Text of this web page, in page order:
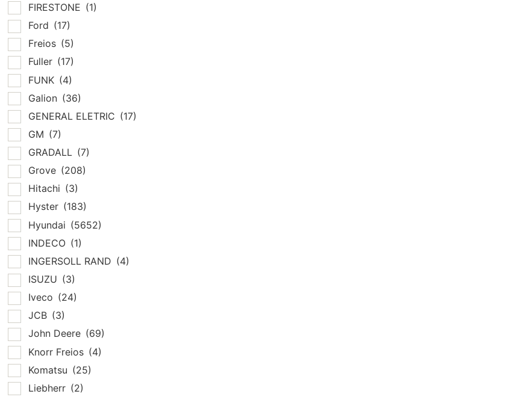
FIRESTONE (1)
Ford (17)
Freios (5)
Fuller (17)
FUNK (4)
Galion (36)
GENERAL ELETRIC (17)
GM (7)
GRADALL (7)
Grove (208)
Hitachi (3)
Hyster (183)
Hyundai (5652)
INDECO (1)
INGERSOLL RAND (4)
ISUZU (3)
Iveco (24)
JCB (3)
John Deere (69)
Knorr Freios (4)
Komatsu (25)
Liebherr (2)